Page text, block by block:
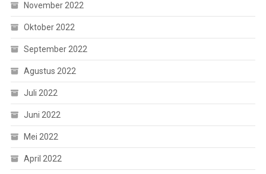
November 2022
Oktober 2022
September 2022
Agustus 2022
Juli 2022
Juni 2022
Mei 2022
April 2022